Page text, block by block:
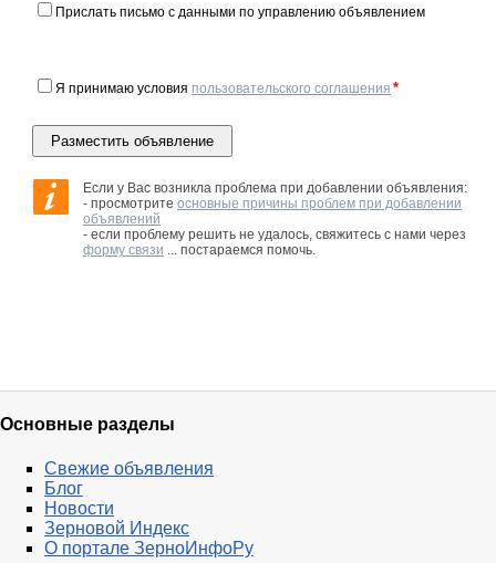
Прислать письмо с данными по управлению объявлением
Я принимаю условия пользовательского соглашения *
Если у Вас возникла проблема при добавлении объявления:
- просмотрите основные причины проблем при добавлении
объявлений
- если проблему решить не удалось, свяжитесь с нами через
форму связи ... постараемся помочь.
Основные разделы
Свежие объявления
Блог
Новости
Зерновой Индекс
О портале ЗерноИнфоРу